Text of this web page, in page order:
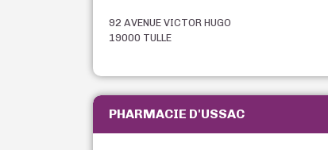
92 AVENUE VICTOR HUGO
19000 TULLE
PHARMACIE D'USSAC